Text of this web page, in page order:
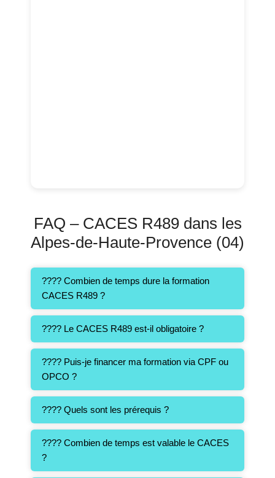
FAQ – CACES R489 dans les
Alpes-de-Haute-Provence (04)
???? Combien de temps dure la formation
CACES R489 ?
???? Le CACES R489 est-il obligatoire ?
???? Puis-je financer ma formation via CPF ou
OPCO ?
???? Quels sont les prérequis ?
???? Combien de temps est valable le CACES
?